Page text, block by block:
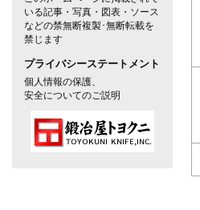
いる記事・写真・図表・ソース
などの禁無断複製･無断転載を
禁じます
プライバシーステートメント
個人情報の保護、
安全についてのご説明